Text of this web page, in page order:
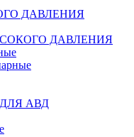
ДАВЛЕНИЯ
ДАВЛЕНИЯ
АВД